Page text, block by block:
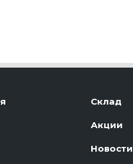
Склад
Акции
Новости